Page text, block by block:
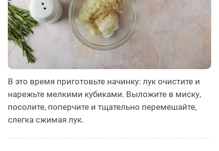
В это время приготовьте начинку: лук очистите и
нарежьте мелкими кубиками. Выложите в миску,
посолите, поперчите и тщательно перемешайте,
слегка сжимая лук.